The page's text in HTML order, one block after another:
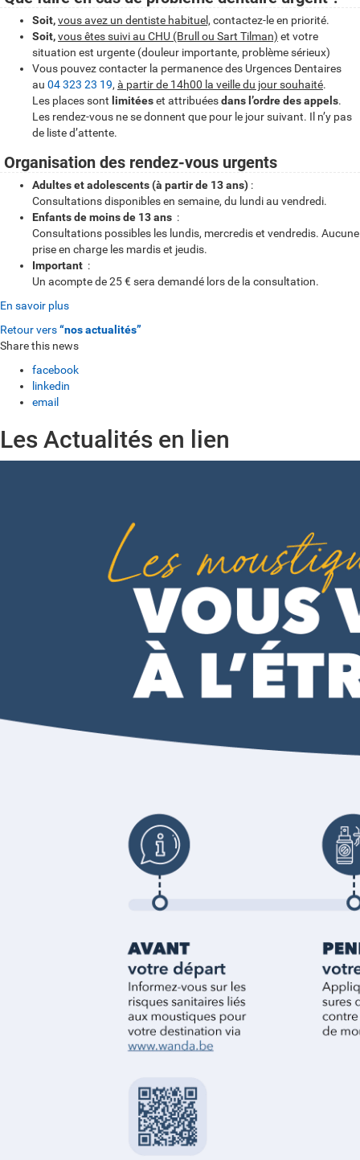
Soit,vous avez un dentiste habituel, contactez-le en priorité.
Soit,vous êtes suivi au CHU (Brull ou Sart Tilman) et votre
situation est urgente (douleur importante, problème sérieux)
Vous pouvez contacter la permanence des Urgences Dentaires
au 04 323 23 19, à partir de 14h00 la veille du jour souhaité.
Les places sont limitéeset attribuéesdans l’ordre des appels.
Les rendez-vous ne se donnent que pour le jour suivant. Il n’y pas
de liste d’attente.
Organisation des rendez-vous urgents
Adultes et adolescents (à partir de 13 ans) :
Consultations disponibles en semaine, du lundi au vendredi.
Enfants de moins de 13 ans :
Consultations possibles les lundis, mercredis et vendredis. Aucune
prise en charge les mardis et jeudis.
Important :
Un acompte de 25 € sera demandé lors de la consultation.
En savoir plus
Retour vers“nos actualités”
Share this news
facebook
linkedin
email
Les Actualités en lien